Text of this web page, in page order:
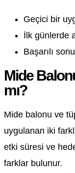
Geçici bir
İlk günlerde
Başarılı
Mide
mı?
Mide balonu ve
uygulanan iki
etki süresi ve
farklar bulunur.